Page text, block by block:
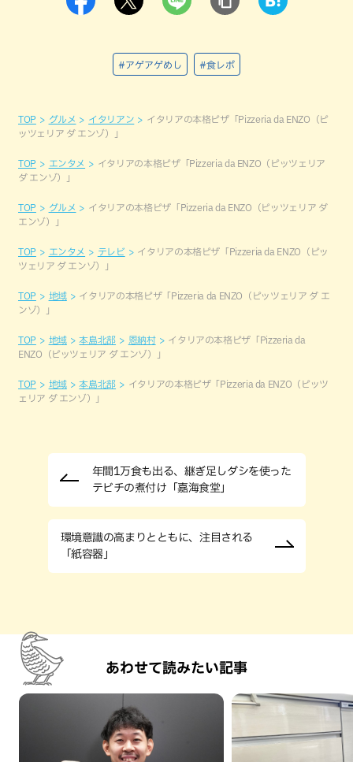
#アゲアゲめし #食レポ
TOP グルメ イタリアン
イタリアの本格ピザ「Pizzeria da ENZO（ピ
ッツェリア ダ エンゾ）」
TOP エンタメ
イタリアの本格ピザ「Pizzeria da ENZO（ピッツェリア
ダ エンゾ）」
TOP グルメ
イタリアの本格ピザ「Pizzeria da ENZO（ピッツェリア ダ
エンゾ）」
TOP エンタメ テレビ
イタリアの本格ピザ「Pizzeria da ENZO（ピッ
ツェリア ダ エンゾ）」
TOP 地域
イタリアの本格ピザ「Pizzeria da ENZO（ピッツェリア ダ エ
ンゾ）」
TOP 地域 本島北部 恩納村
イタリアの本格ピザ「Pizzeria da
ENZO（ピッツェリア ダ エンゾ）」
TOP 地域 本島北部
イタリアの本格ピザ「Pizzeria da ENZO（ピッツ
ェリア ダ エンゾ）」
年間1万食も出る、継ぎ足しダシを使った
テビチの煮付け「嘉海食堂」
環境意識の高まりとともに、注目される
「紙容器」
あわせて読みたい記事